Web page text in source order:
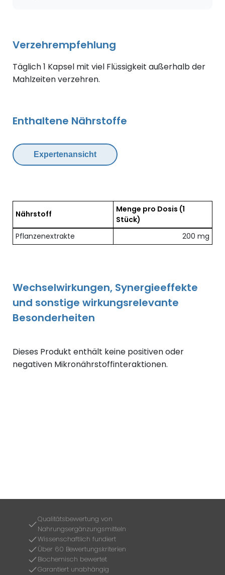
Verzehrempfehlung
Täglich 1 Kapsel mit viel Flüssigkeit außerhalb der
Mahlzeiten verzehren.
Enthaltene Nährstoffe
Expertenansicht
Übersicht der enthaltenen Nährstoffe pro Dosis
Nährstoff Menge pro Dosis (1
Stück)
Pflanzenextrakte
200 mg
Wechselwirkungen, Synergieeffekte
und sonstige wirkungsrelevante
Besonderheiten
Dieses Produkt enthält keine positiven oder
negativen Mikronährstoffinteraktionen.
Qualitätsbewertung von
Nahrungsergänzungsmitteln
Wissenschaftlich fundiert
Über 60 Bewertungskriterien
Biochemisch bewertet
Garantiert unabhängig